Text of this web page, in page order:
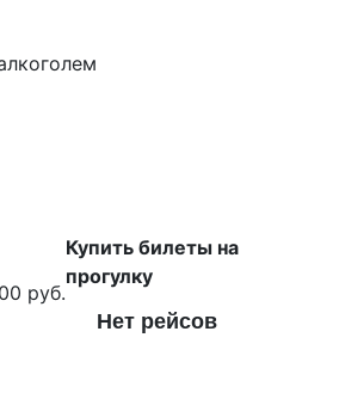
руб.
Купить билеты на
прогулку
Нет рейсов